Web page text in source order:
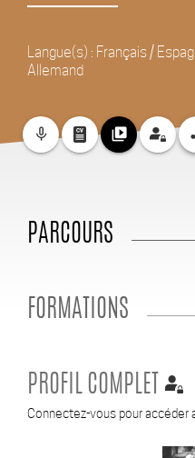
Langue(s) : Français /
Allemand
mic_none video_library
PARCOURS
FORMATIONS
PROFIL COMPLET
Connectez-vous pour accéder